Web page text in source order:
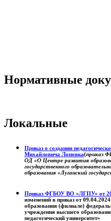
Нормативные
Локальные
Приказ о создании
Михайловича Лоповка(приказ
ОД «О Центре развития
государственного
образования «Луганский
Приказ ФГБОУ ВО «ЛГПУ» от
изменений в приказ от
образования (филиале)
учреждения высшего
педагогический университет»